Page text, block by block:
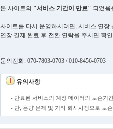
본 사이트의 "서비스 기간이 만료" 되었음
사이트를 다시 운영하시려면, 서비스 연장
연장 결제 완료 후 전환 연락을 주시면 확
문의전화. 070-7803-0703 / 010-8456-0703
유의사항
- 만료된 서비스의 계정 데이터의 보존기
- 단, 용량 문제 및 기타 회사사정으로 보